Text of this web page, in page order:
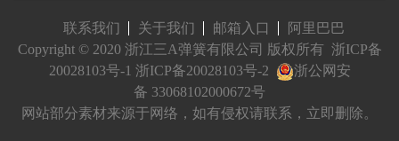
联系我们 关于我们 邮箱入口
阿里巴巴
Copyright © 2020 浙江三A弹簧有限公司 版权所有 浙ICP备
20028103号-1 浙ICP备20028103号-2
浙公网安
备 33068102000672号
网站部分素材来源于网络，如有侵权请联系，立即删除。